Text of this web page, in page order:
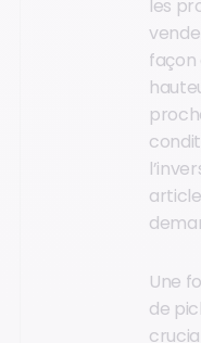
les
façon
Une
de